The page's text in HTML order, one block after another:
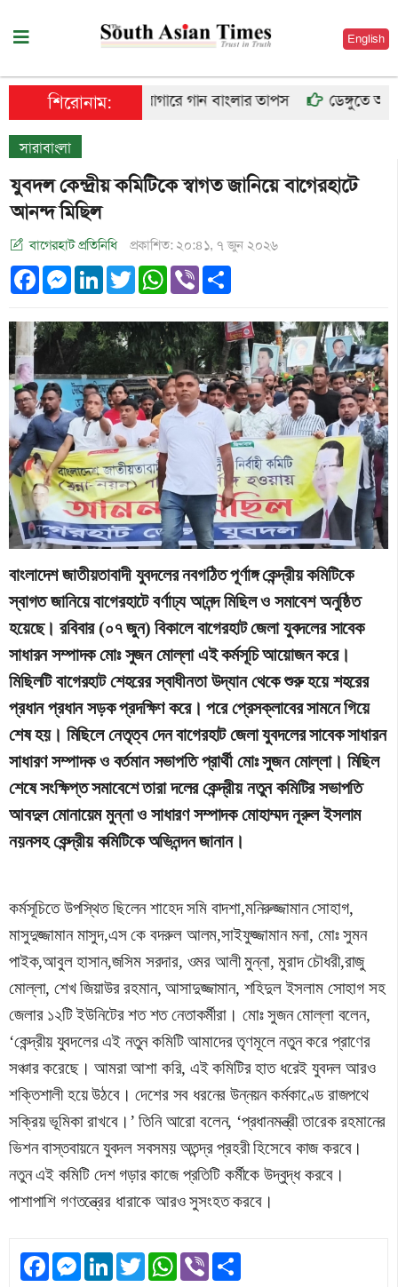
English
শিরোনাম:কারাগারে গান বাংলার তাপস ডেঙ্গুতে আরও
সারাবাংলা
যুবদল কেন্দ্রীয় কমিটিকে স্বাগত জানিয়ে বাগেরহাটে
আনন্দ মিছিল
বাগেরহাট প্রতিনিধি প্রকাশিত: ২০:৪১, ৭ জুন ২০২৬
FacebookMessenger
LinkedInTwitterWhatsApp
Viber
বাংলাদেশ জাতীয়তাবাদী যুবদলের নবগঠিত পূর্ণাঙ্গ কেন্দ্রীয় কমিটিকে
স্বাগত জানিয়ে বাগেরহাটে বর্ণাঢ্য আনন্দ মিছিল ও সমাবেশ অনুষ্ঠিত
হয়েছে। রবিবার (০৭ জুন) বিকালে বাগেরহাট জেলা যুবদলের সাবেক
সাধারন সম্পাদক মোঃ সুজন মোল্লা এই কর্মসূচি আয়োজন করে।
মিছিলটি বাগেরহাট শেহরের স্বাধীনতা উদ্যান থেকে শুরু হয়ে শহরের
প্রধান প্রধান সড়ক প্রদক্ষিণ করে। পরে প্রেসক্লাবের সামনে গিয়ে
শেষ হয়। মিছিলে নেতৃত্ব দেন বাগেরহাট জেলা যুবদলের সাবেক সাধারন
সাধারণ সম্পাদক ও বর্তমান সভাপতি প্রার্থী মোঃ সুজন মোল্লা। মিছিল
শেষে সংক্ষিপ্ত সমাবেশে তারা দলের কেন্দ্রীয় নতুন কমিটির সভাপতি
আবদুল মোনায়েম মুন্না ও সাধারণ সম্পাদক মোহাম্মদ নূরুল ইসলাম
নয়নসহ কেন্দ্রীয় কমিটিকে অভিনন্দন জানান।
কর্মসূচিতে উপস্থিত ছিলেন শাহেদ সমি বাদশা,মনিরুজ্জামান সোহাগ,
মাসুদুজ্জামান মাসুদ,এস কে বদরুল আলম,সাইফুজ্জামান মনা, মোঃ সুমন
পাইক,আবুল হাসান,জসিম সরদার, ওমর আলী মুন্না, মুরাদ চৌধরী,রাজু
মোল্লা, শেখ জিয়াউর রহমান, আসাদুজ্জামান, শহিদুল ইসলাম সোহাগ সহ
জেলার ১২টি ইউনিটের শত শত নেতাকর্মীরা। মোঃ সুজন মোল্লা বলেন,
‘কেন্দ্রীয় যুবদলের এই নতুন কমিটি আমাদের তৃণমূলে নতুন করে প্রাণের
সঞ্চার করেছে। আমরা আশা করি, এই কমিটির হাত ধরেই যুবদল আরও
শক্তিশালী হয়ে উঠবে। দেশের সব ধরনের উন্নয়ন কর্মকাণ্ডে রাজপথে
সক্রিয় ভূমিকা রাখবে।’ তিনি আরো বলেন, ‘প্রধানমন্ত্রী তারেক রহমানের
ভিশন বাস্তবায়নে যুবদল সবসময় অতন্দ্র প্রহরী হিসেবে কাজ করবে।
নতুন এই কমিটি দেশ গড়ার কাজে প্রতিটি কর্মীকে উদ্বুদ্ধ করবে।
পাশাপাশি গণতন্ত্রের ধারাকে আরও সুসংহত করবে।
FacebookMessengerLinkedInTwitterWhatsApp
Viber